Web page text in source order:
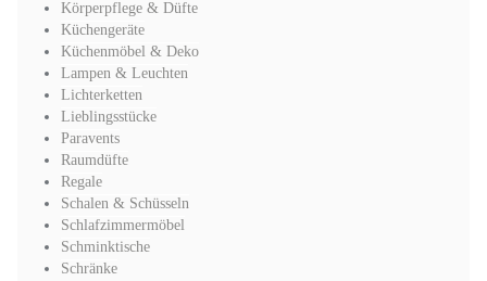
Körperpflege & Düfte
Küchengeräte
Küchenmöbel & Deko
Lampen & Leuchten
Lichterketten
Lieblingsstücke
Paravents
Raumdüfte
Regale
Schalen & Schüsseln
Schlafzimmermöbel
Schminktische
Schränke